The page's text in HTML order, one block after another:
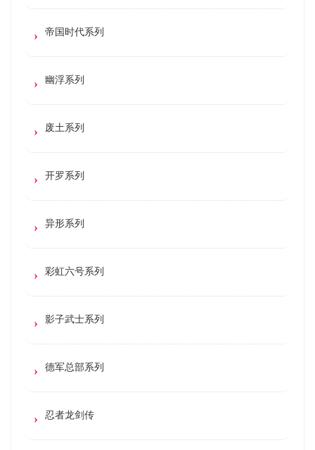
帝国时代系列
幽浮系列
废土系列
开罗系列
异形系列
彩虹六号系列
影子武士系列
德军总部系列
忍者龙剑传